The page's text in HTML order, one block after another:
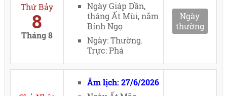
Thứ Bảy
8
Tháng 8
Ngày Giáp Dần,
tháng Ất Mùi, năm
Bính Ngọ
Ngày: Thường.
Trực: Phá
Ngày
thường
Âm lịch: 27/6/2026